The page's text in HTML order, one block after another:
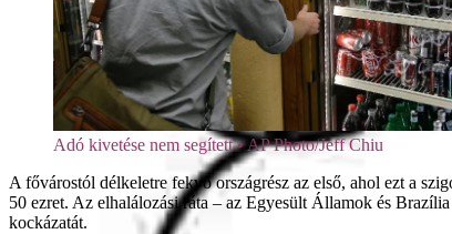
Adó kivetése nem segített • AP Photo/Jeff Chiu
A fővárostól délkeletre fekvő országrész az első, ahol ezt a
50 ezret. Az elhalálozási ráta – az Egyesült Államok és
kockázatát.